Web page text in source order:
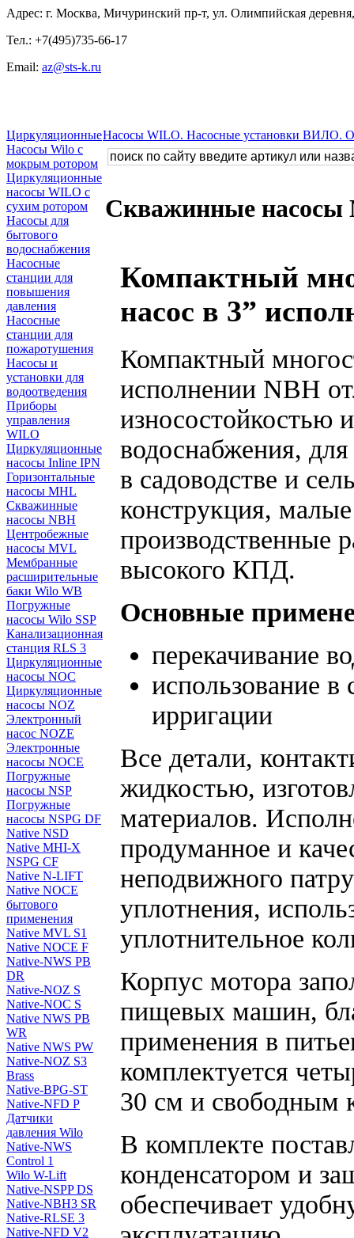
Адрес: г. Москва, Мичуринский пр-т, ул. Олимпийская
Тел.: +7(495)735-66-17
Email: az@sts-k.ru
Циркуляционные
Насосы Wilo с
мокрым ротором
Циркуляционные
насосы WILO с
сухим ротором
Насосы для
бытового
водоснабжения
Насосные
станции для
повышения
давления
Насосные
станции для
пожаротушения
Насосы и
установки для
водоотведения
Приборы
управления
WILO
Циркуляционные
насосы Inline IPN
Горизонтальные
насосы MHL
Скважинные
насосы NBH
Центробежные
насосы MVL
Мембранные
расширительные
баки Wilo WB
Погружные
насосы Wilo SSP
Канализационная
станция RLS 3
Циркуляционные
насосы NOC
Циркуляционные
насосы NOZ
Электронный
насос NOZE
Электронные
насосы NOCE
Погружные
насосы NSP
Погружные
насосы NSPG DF
Native NSD
Native MHI-X
NSPG CF
Native N-LIFT
Native NOCE
бытового
применения
Native MVL S1
Native NOCE F
Native-NWS PB
DR
Native-NOZ S
Native-NOC S
Native NWS PB
WR
Native NWS PW
Native-NOZ S3
Brass
Native-BPG-ST
Native-NFD P
Датчики
давления Wilo
Native-NWS
Control 1
Wilo W-Lift
Native-NSPP DS
Native-NBH3 SR
Native-RLSE 3
Native-NFD V2
Насосы WILO. Насосные установки ВИЛО.
Скважинные насосы
Компактный
насос в 3”
Компактный
исполнении NBH
износостойкостью
водоснабжения,
в садоводстве и
конструкция,
производственные
высокого КПД.
Основные
перекачивание
использование в
ирригации
Все детали,
жидкостью,
материалов.
продуманное и
неподвижного
уплотнения,
уплотнительное
Корпус мотора
пищевых машин,
применения в
комплектуется
30 см и свободным
В комплекте
конденсатором и
обеспечивает